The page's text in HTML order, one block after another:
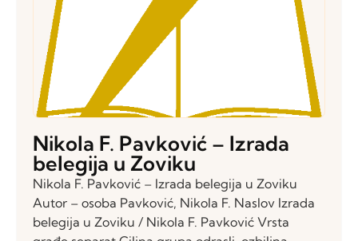
Nikola F. Pavković – Izrada
belegija u Zoviku
Nikola F. Pavković – Izrada belegija u Zoviku
Autor – osoba Pavković, Nikola F. Naslov Izrada
belegija u Zoviku / Nikola F. Pavković Vrsta